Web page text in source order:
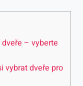
– vyberte
vybrat dveře pro